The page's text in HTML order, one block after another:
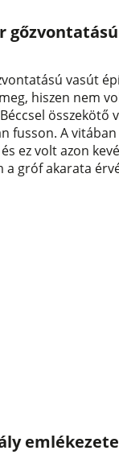
vasút
hiszen nem
összekötő
fusson. A vitában
ez volt azon
a gróf akarata